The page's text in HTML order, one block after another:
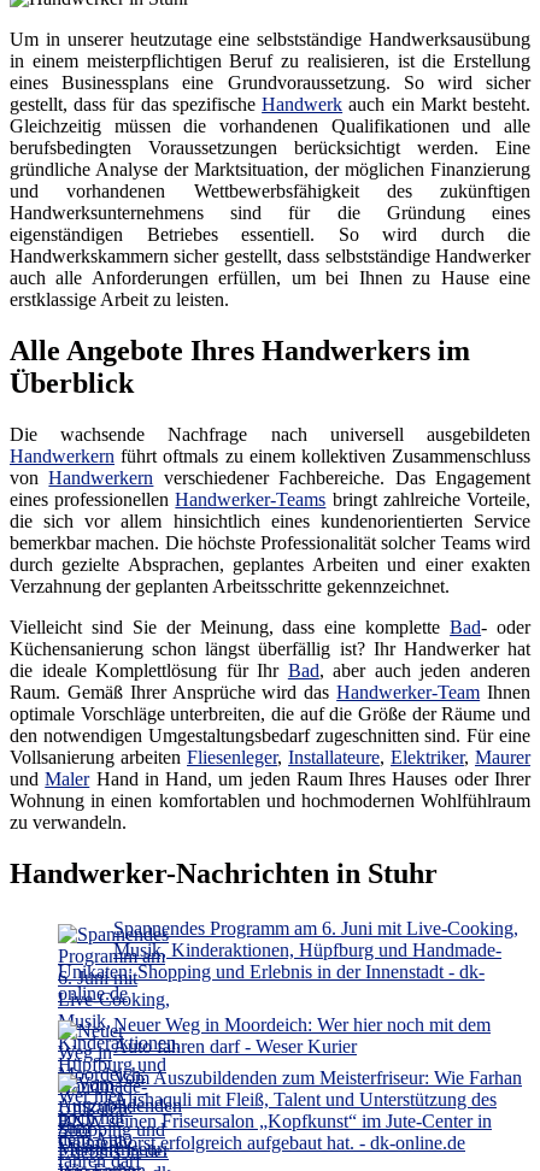
Um in unserer heutzutage eine selbstständige Handwerksausübung
in einem meisterpflichtigen Beruf zu realisieren, ist die Erstellung
eines Businessplans eine Grundvoraussetzung. So wird sicher
gestellt, dass für das spezifischeHandwerk auch ein Markt besteht.
Gleichzeitig müssen die vorhandenen Qualifikationen und alle
berufsbedingten Voraussetzungen berücksichtigt werden. Eine
gründliche Analyse der Marktsituation, der möglichen Finanzierung
und vorhandenen Wettbewerbsfähigkeit des zukünftigen
Handwerksunternehmens sind für die Gründung eines
eigenständigen Betriebes essentiell. So wird durch die
Handwerkskammern sicher gestellt, dass selbstständige Handwerker
auch alle Anforderungen erfüllen, um bei Ihnen zu Hause eine
erstklassige Arbeit zu leisten.
Alle Angebote Ihres Handwerkers im
Überblick
Die wachsende Nachfrage nach universell ausgebildeten
Handwerkern führt oftmals zu einem kollektiven Zusammenschluss
vonHandwerkern verschiedener Fachbereiche. Das Engagement
eines professionellenHandwerker-Teams bringt zahlreiche Vorteile,
die sich vor allem hinsichtlich eines kundenorientierten Service
bemerkbar machen. Die höchste Professionalität solcher Teams wird
durch gezielte Absprachen, geplantes Arbeiten und einer exakten
Verzahnung der geplanten Arbeitsschritte gekennzeichnet.
Vielleicht sind Sie der Meinung, dass eine kompletteBad- oder
Küchensanierung schon längst überfällig ist? Ihr Handwerker hat
die ideale Komplettlösung für Ihr Bad, aber auch jeden anderen
Raum. Gemäß Ihrer Ansprüche wird dasHandwerker-Team Ihnen
optimale Vorschläge unterbreiten, die auf die Größe der Räume und
den notwendigen Umgestaltungsbedarf zugeschnitten sind. Für eine
Vollsanierung arbeiten Fliesenleger, Installateure, Elektriker, Maurer
undMalerHand in Hand, um jeden Raum Ihres Hauses oder Ihrer
Wohnung in einen komfortablen und hochmodernen Wohlfühlraum
zu verwandeln.
Handwerker-Nachrichten in Stuhr
Spannendes Programm am 6. Juni mit Live-Cooking,
Musik, Kinderaktionen, Hüpfburg und Handmade-
Unikaten: Shopping und Erlebnis in der Innenstadt - dk-
online.de
Neuer Weg in Moordeich: Wer hier noch mit dem
Auto fahren darf - Weser Kurier
Vom Auszubildenden zum Meisterfriseur: Wie Farhan
Alishaquli mit Fleiß, Talent und Unterstützung des
BNW seinen Friseursalon „Kopfkunst“ im Jute-Center in
Delmenhorst erfolgreich aufgebaut hat. - dk-online.de